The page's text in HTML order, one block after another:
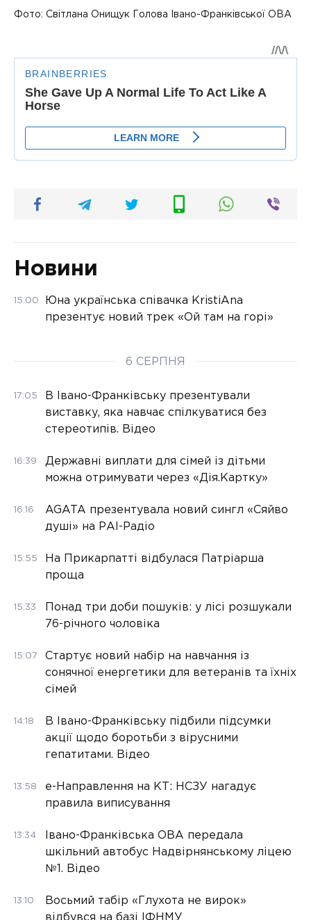
Фото: Світлана Онищук Голова Івано-Франківської ОВА
Новини
15:00
Юна українська співачка KristiAna
презентує новий трек «Ой там на горі»
6 СЕРПНЯ
17:05
В Івано-Франківську презентували
виставку, яка навчає спілкуватися без
стереотипів. Відео
16:39
Державні виплати для сімей із дітьми
можна отримувати через «Дія.Картку»
16:16
AGATA презентувала новий сингл «Сяйво
душі» на РАІ-Радіо
15:55
На Прикарпатті відбулася Патріарша
проща
15:33
Понад три доби пошуків: у лісі розшукали
76-річного чоловіка
15:07
Стартує новий набір на навчання із
сонячної енергетики для ветеранів та їхніх
сімей
14:18
В Івано-Франківську підбили підсумки
акції щодо боротьби з вірусними
гепатитами. Відео
13:58
е-Направлення на КТ: НСЗУ нагадує
правила виписування
13:34
Івано-Франківська ОВА передала
шкільний автобус Надвірнянському ліцею
№1. Відео
13:10
Восьмий табір «Глухота не вирок»
відбувся на базі ІФНМУ